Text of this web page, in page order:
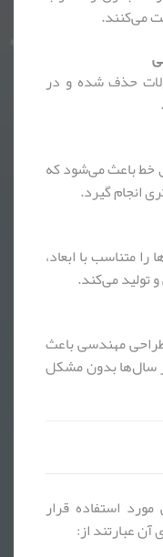
می‌کنند.
حذف شده و در
خط باعث می‌شود که
انجام گیرد.
متناسب با ابعاد،
تولید می‌کند.
طراحی مهندسی باعث
سال‌ها بدون مشکل
مورد استفاده قرار
عبارتند از: